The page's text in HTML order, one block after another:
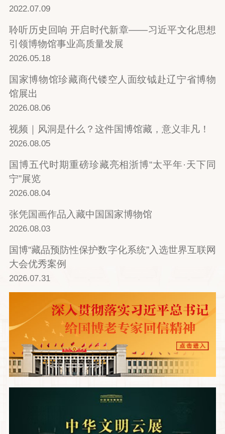
2022.07.09
聆听历史回响 开启时代新章——习近平文化思想
引领博物馆事业高质量发展
2026.05.18
国家博物馆珍藏商代镂空人面纹钺赴辽宁省博物
馆展出
2026.08.06
视频｜风洞是什么？这件国博馆藏，意义非凡！
2026.08.05
国博五代时期重磅珍藏亮相浙博“太平年·天下同
宁”展览
2026.08.04
张凭国画作品入藏中国国家博物馆
2026.08.03
国博“藏品预防性保护数字化系统”入选世界互联网
大会优秀案例
2026.07.31